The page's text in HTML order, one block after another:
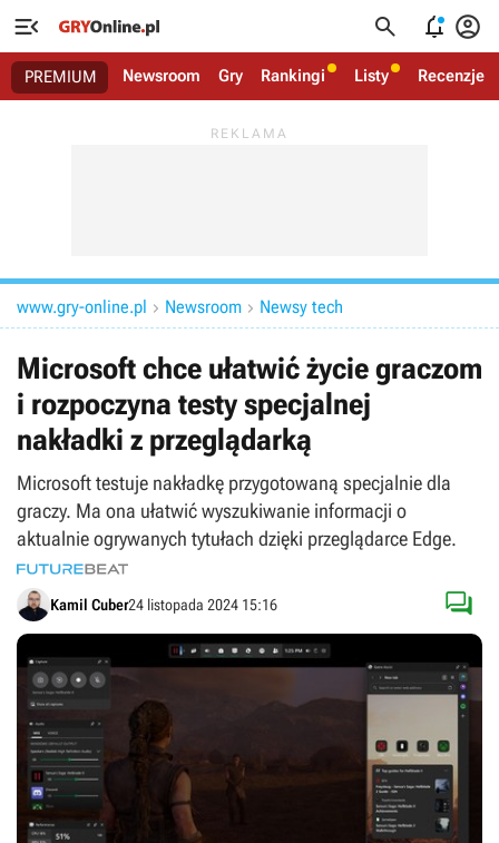
   
PREMIUM Newsroom Gry Rankingi Listy Recenzje
www.gry-online.pl  Newsroom  Newsy tech
Microsoft chce ułatwić życie graczom
i rozpoczyna testy specjalnej
nakładki z przeglądarką
Microsoft testuje nakładkę przygotowaną specjalnie dla
graczy. Ma ona ułatwić wyszukiwanie informacji o
aktualnie ogrywanych tytułach dzięki przeglądarce Edge.
Kamil Cuber24 listopada 2024 15:16 